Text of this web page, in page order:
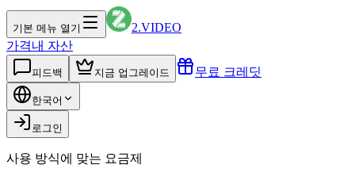
기본 메뉴 열기
2.VIDEO
가격내 자산
피드백 지금 업그레이드 무료 크레딧
한국어
로그인
사용 방식에 맞는 요금제